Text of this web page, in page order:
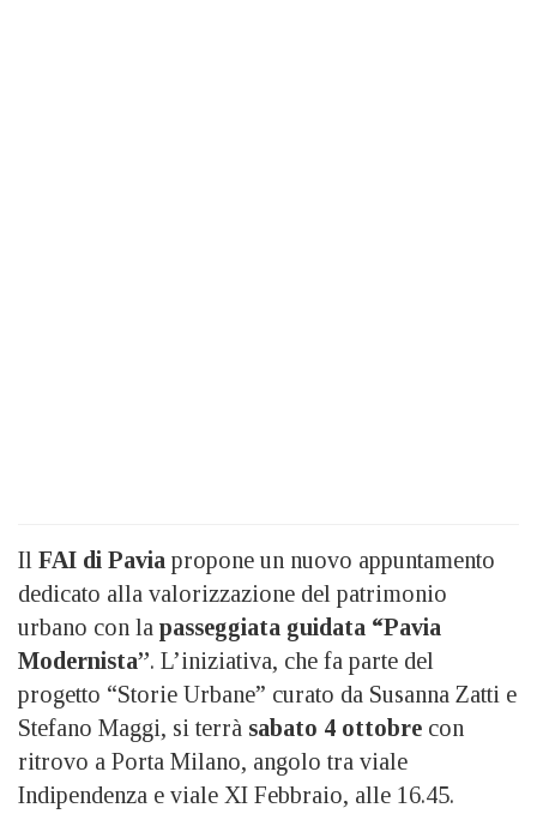
Il FAI di Pavia propone un nuovo appuntamento
dedicato alla valorizzazione del patrimonio
urbano con la passeggiata guidata “Pavia
Modernista”. L’iniziativa, che fa parte del
progetto “Storie Urbane” curato da Susanna Zatti e
Stefano Maggi, si terrà sabato 4 ottobre con
ritrovo a Porta Milano, angolo tra viale
Indipendenza e viale XI Febbraio, alle 16.45.